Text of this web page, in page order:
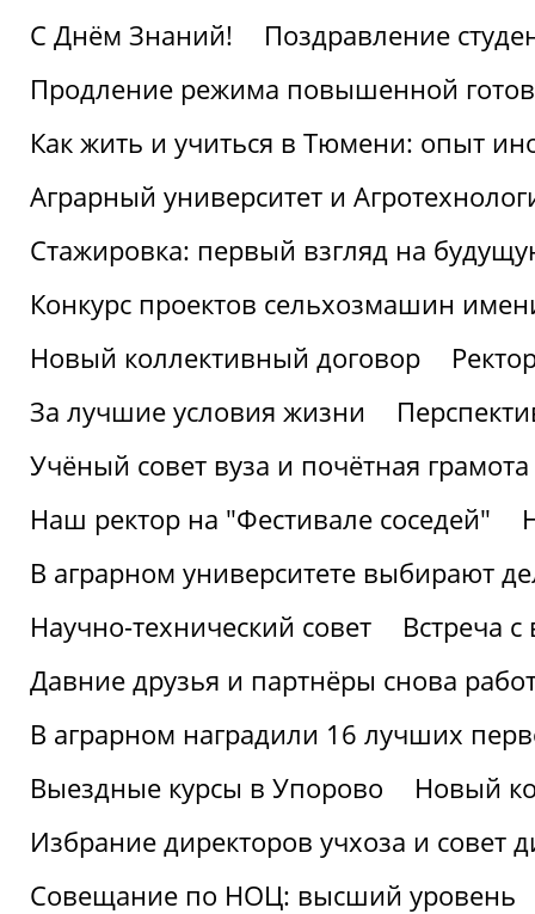
С Днём Знаний!
Поздравление
Продление режима повышенной
Как жить и учиться в Тюмени: опыт
Аграрный университет и
Стажировка: первый взгляд на
Конкурс проектов сельхозмашин
Новый коллективный договор
За лучшие условия жизни
Учёный совет вуза и почётная
Наш ректор на "Фестивале соседей"
В аграрном университете выбирают
Научно-технический совет
Встреча
Давние друзья и партнёры снова
В аграрном наградили 16 лучших
Выездные курсы в Упорово
Новый
Избрание директоров учхоза и совет
Совещание по НОЦ: высший уровень